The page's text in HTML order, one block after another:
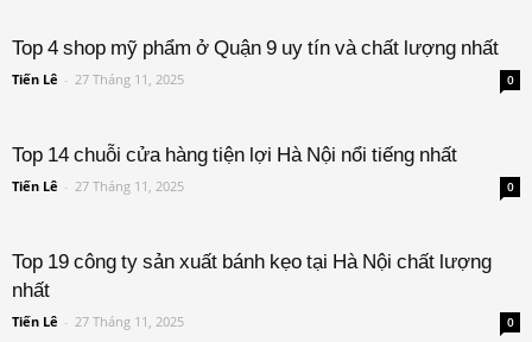
Top 4 shop mỹ phẩm ở Quận 9 uy tín và chất lượng nhất
Tiến Lê - 27 Tháng 11, 2025 0
Top 14 chuỗi cửa hàng tiện lợi Hà Nội nổi tiếng nhất
Tiến Lê - 27 Tháng 11, 2025 0
Top 19 công ty sản xuất bánh kẹo tại Hà Nội chất lượng
nhất
Tiến Lê - 27 Tháng 11, 2025 0